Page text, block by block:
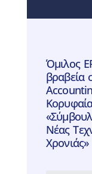
Όμιλος
βραβεία
Νέας
Χρονιάς»